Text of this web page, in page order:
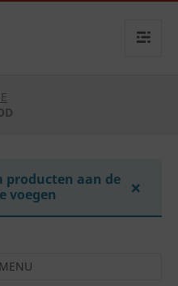
producten aan de
voegen
×